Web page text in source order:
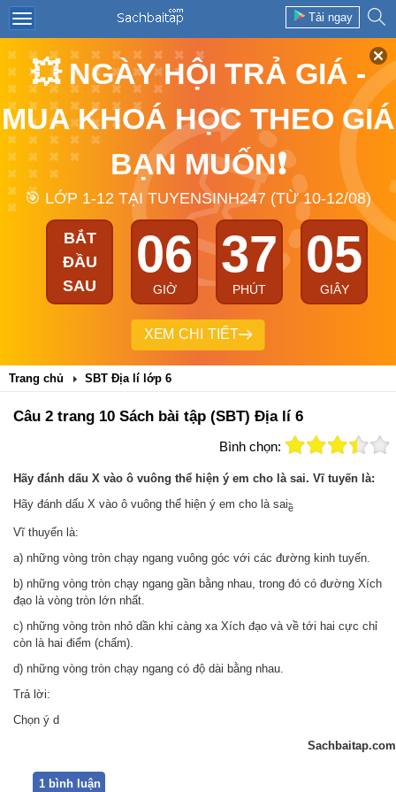
Tải ngay
💥 NGÀY HỘI TRẢ GIÁ -
MUA KHOÁ HỌC THEO GIÁ
BẠN MUỐN❗
🎯 LỚP 1-12 TẠI TUYENSINH247 (TỪ 10-12/08)
BẮT
ĐẦU
SAU
06
GIỜ
37
PHÚT
05
GIÂY
XEM CHI TIẾT
Trang chủ SBT Địa lí lớp 6
Câu 2 trang 10 Sách bài tập (SBT) Địa lí 6
Bình chọn:
Hãy đánh dấu X vào ô vuông thể hiện ý em cho là sai. Vĩ tuyến là:
Hãy đánh dấu X vào ô vuông thể hiện ý em cho là saiề
Vĩ thuyến là:
a) những vòng tròn chạy ngang vuông góc với các đường kinh tuyến.
b) những vòng tròn chạy ngang gần bằng nhau, trong đó có đường Xích
đạo là vòng tròn lớn nhất.
c) những vòng tròn nhỏ dần khi càng xa Xích đạo và về tới hai cực chỉ
còn là hai điểm (chấm).
d) những vòng tròn chạy ngang có độ dài bằng nhau.
Trả lời:
Chọn ý d
Sachbaitap.com
1 bình luận